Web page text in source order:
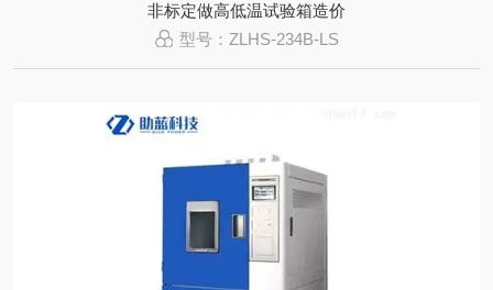
非标定做高低温试验箱造价
型号：ZLHS-234B-LS